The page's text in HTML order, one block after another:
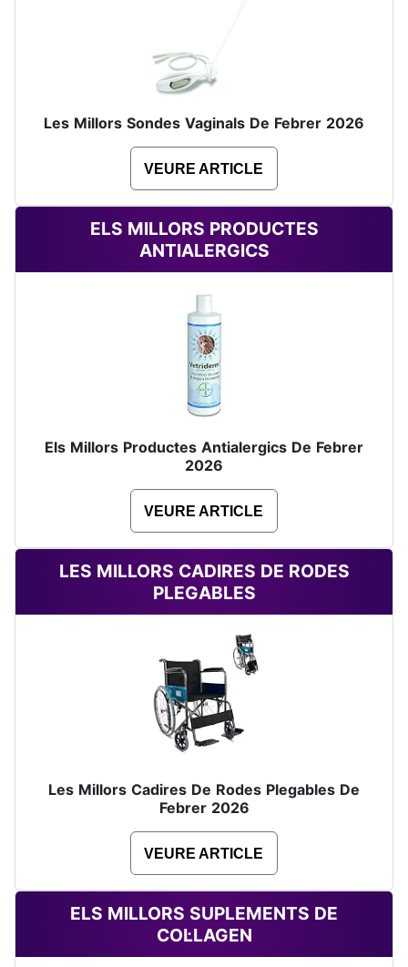
Les Millors Sondes Vaginals De Febrer 2026
VEURE ARTICLE
ELS MILLORS PRODUCTES
ANTIALERGICS
Els Millors Productes Antialergics De Febrer
2026
VEURE ARTICLE
LES MILLORS CADIRES DE RODES
PLEGABLES
Les Millors Cadires De Rodes Plegables De
Febrer 2026
VEURE ARTICLE
ELS MILLORS SUPLEMENTS DE
COL·LAGEN